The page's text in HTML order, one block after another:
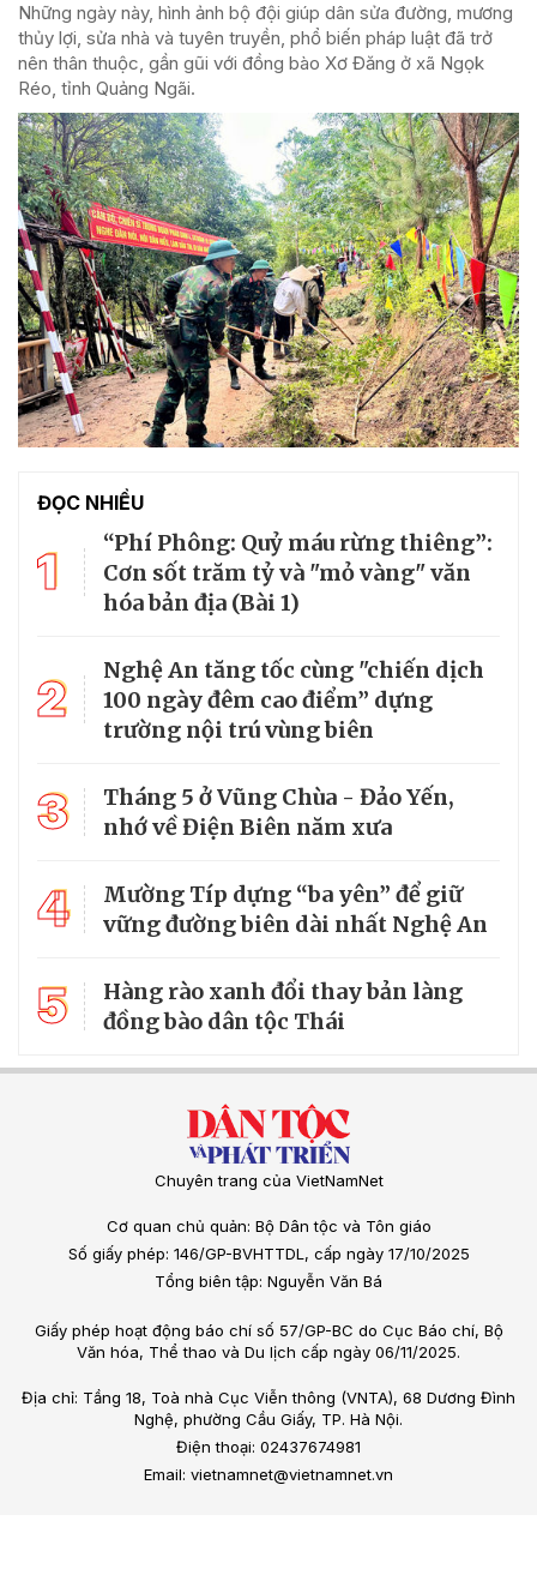
Những ngày này, hình ảnh bộ đội giúp dân sửa đường, mương
thủy lợi, sửa nhà và tuyên truyền, phổ biến pháp luật đã trở
nên thân thuộc, gần gũi với đồng bào Xơ Đăng ở xã Ngọk
Réo, tỉnh Quảng Ngãi.
ĐỌC NHIỀU
1
“Phí Phông: Quỷ máu rừng thiêng”:
Cơn sốt trăm tỷ và "mỏ vàng" văn
hóa bản địa (Bài 1)
2
Nghệ An tăng tốc cùng "chiến dịch
100 ngày đêm cao điểm” dựng
trường nội trú vùng biên
3
Tháng 5 ở Vũng Chùa - Đảo Yến,
nhớ về Điện Biên năm xưa
4
Mường Típ dựng “ba yên” để giữ
vững đường biên dài nhất Nghệ An
5
Hàng rào xanh đổi thay bản làng
đồng bào dân tộc Thái
Chuyên trang của VietNamNet
Cơ quan chủ quản: Bộ Dân tộc và Tôn giáo
Số giấy phép: 146/GP-BVHTTDL, cấp ngày 17/10/2025
Tổng biên tập: Nguyễn Văn Bá
Giấy phép hoạt động báo chí số 57/GP-BC do Cục Báo chí, Bộ
Văn hóa, Thể thao và Du lịch cấp ngày 06/11/2025.
Địa chỉ: Tầng 18, Toà nhà Cục Viễn thông (VNTA), 68 Dương Đình
Nghệ, phường Cầu Giấy, TP. Hà Nội.
Điện thoại: 02437674981
Email: vietnamnet@vietnamnet.vn